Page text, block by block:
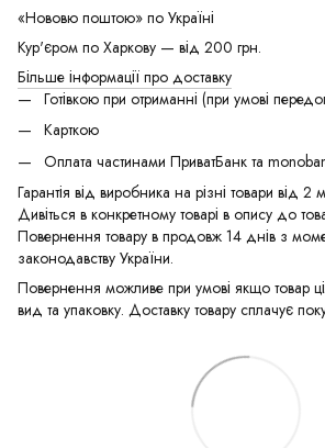
«Нововю поштою» по Україні
Кур'єром по Харкову — від 200 грн.
Більше інформації про доставку
Готівкою при отриманні (при умові
Карткою
Оплата частинами ПриватБанк та
Гарантія від виробника на різні товари від 2
Дивіться в конкретному товарі в опису до
Повернення товару в продовж 14 днів з
законодавству України.
Повернення можливе при умові якщо товар
вид та упаковку. Доставку товару сплачує